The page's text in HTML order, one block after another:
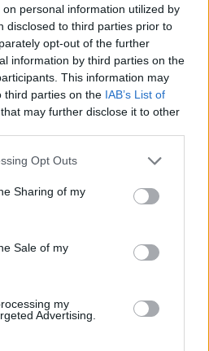
personal information utilized by
disclosed to third parties prior to
opt-out of the further
information by third parties on the
This information may
third parties on the IAB’s List of
that may further disclose it to other
Opt Outs
Sharing of my
Sale of my
my
Advertising.
Ecco la
gamberi,
metabolismo e nutrono i